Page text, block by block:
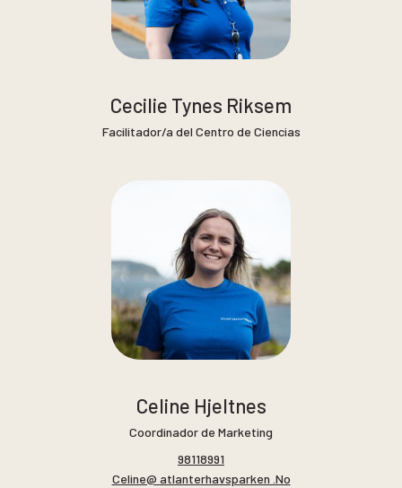
Cecilie Tynes Riksem
Facilitador/a del Centro de Ciencias
Celine Hjeltnes
Coordinador de Marketing
98118991
Celine@ atlanterhavsparken .No